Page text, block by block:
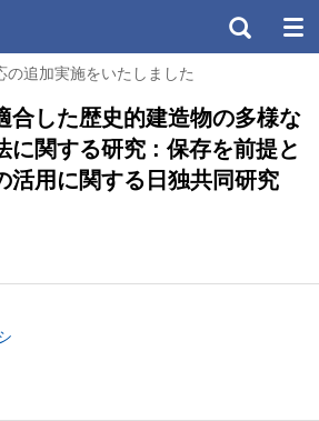
の追加実施をいたしました
合した歴史的建造物の多様な
に関する研究 : 保存を前提と
活用に関する日独共同研究